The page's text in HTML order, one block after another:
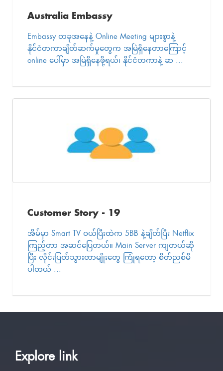
Australia Embassy
Embassy တခုအနေနဲ့ Online Meeting များစွာနဲ့
နိုင်ငံတကာချိတ်ဆက်မှုတွေက အမြဲရှိနေတာကြောင့်
online ပေါ်မှာ အမြဲရှိနေဖို့ရယ်၊ နိုင်ငံတကာနဲ့ ဆ ...
Customer Story - 19
အိမ်မှာ Smart TV ဝယ်ပြီးထဲက 5BB နဲ့ချိတ်ပြီး Netflix
ကြည့်တာ အဆင်ပြေတယ်။ Main Server ကျတယ်ဆို
ပြီး လိုင်းပြတ်သွားတာမျိုးတွေ ကြုံရတော့ စိတ်ညစ်မိ
ပါတယ် ...
Explore link